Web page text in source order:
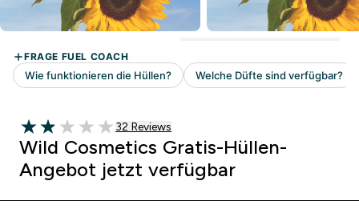
1.91 out of 5 stars
32 customer reviews
32 Reviews
Wild Cosmetics Gratis-Hüllen-
Angebot jetzt verfügbar